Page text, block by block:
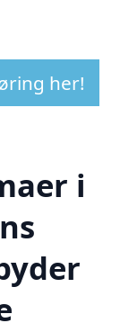
her!
i